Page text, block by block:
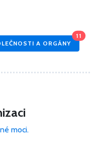
A ORGÁNY
11
moci.